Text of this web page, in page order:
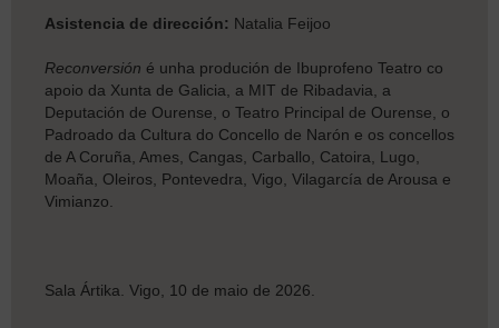
Asistencia de dirección: Natalia Feijoo
Reconversión é unha produción de Ibuprofeno Teatro co
apoio da Xunta de Galicia, a MIT de Ribadavia, a
Deputación de Ourense, o Teatro Principal de Ourense, o
Padroado da Cultura do Concello de Narón e os concellos
de A Coruña, Ames, Cangas, Carballo, Catoira, Lugo,
Moaña, Oleiros, Pontevedra, Vigo, Vilagarcía de Arousa e
Vimianzo.
Sala Ártika. Vigo, 10 de maio de 2026.